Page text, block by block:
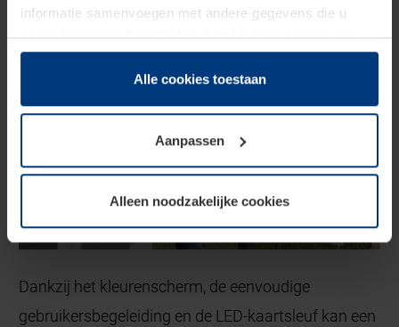
informatie samenvoegen met andere gegevens die u
beschikbaar heeft gesteld of die zij tijdens gebruik van
hun diensten hebben verzameld.
Juridisch hebben wij het recht om cookies op uw
van deze pagina's absoluut vereist is. Voor alle andere
soorten cookies is uw toestemming benodigd. Uw
toestemming kunt u op elk moment bij de uitleg van de
wijzigen of herroepen.
Alle cookies toestaan
Aanpassen
Alleen noodzakelijke cookies
Dankzij het kleurenscherm, de eenvoudige
gebruikersbegeleiding en de LED-kaartsleuf kan een